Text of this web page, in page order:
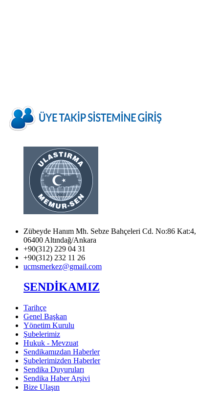
Zübeyde Hanım Mh. Sebze Bahçeleri Cd. No:86 Kat:4,
06400 Altındağ/Ankara
+90(312) 229 04 31
+90(312) 232 11 26
ucmsmerkez@gmail.com
SENDİKAMIZ
Tarihçe
Genel Başkan
Yönetim Kurulu
Şubelerimiz
Hukuk - Mevzuat
Sendikamızdan Haberler
Şubelerimizden Haberler
Sendika Duyuruları
Sendika Haber Arşivi
Bize Ulaşın